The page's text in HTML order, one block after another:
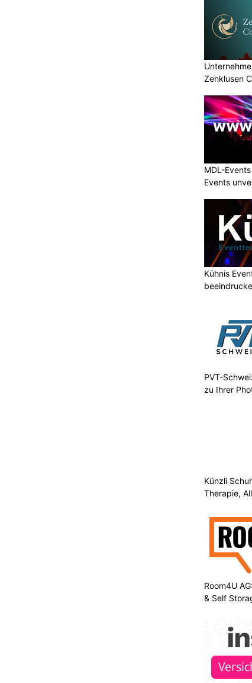
Zenklusen
MDL-
Events
Kühnis
PVT-
zu Ihrer
Künzli
Therapie,
Room4U
& Self